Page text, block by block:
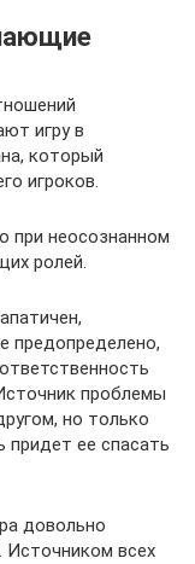
игру в
который
игроков.
при неосознанном
ролей.
предопределено,
проблемы
но только
придет ее спасать
довольно
Источником всех